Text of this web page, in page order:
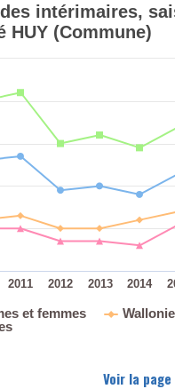
intérimaires,
HUY (Commune)
et femmes
2011 2012 2013 2014
Voir la